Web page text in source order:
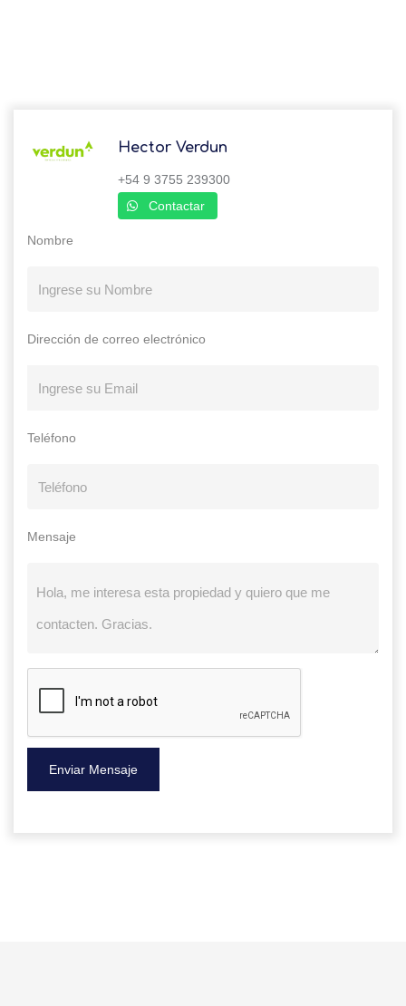
Hector Verdun
+54 9 3755 239300
Contactar
Nombre
Dirección de correo electrónico
Teléfono
Mensaje
Enviar Mensaje